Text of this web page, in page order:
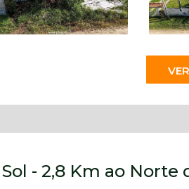
- 2,8 Km ao Norte